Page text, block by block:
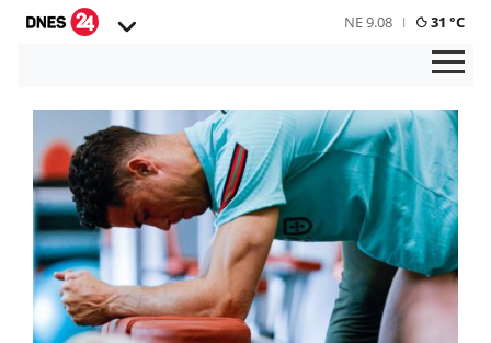
NE 9.08 31 °C